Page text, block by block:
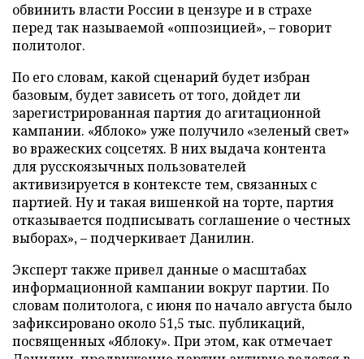
обвинить власти России в цензуре и в страхе
перед так называемой «оппозицией», – говорит
политолог.
По его словам, какой сценарий будет избран
базовым, будет зависеть от того, дойдет ли
зарегистрированная партия до агитационной
кампании. «Яблоко» уже получило «зеленый свет»
во вражеских соцсетях. В них выдача контента
для русскоязычных пользователей
активизируется в контексте тем, связанных с
партией. Ну и такая вишенкой на торте, партия
отказывается подписывать соглашение о честных
выборах», – подчеркивает Данилин.
Эксперт также привел данные о масштабах
информационной кампании вокруг партии. По
словам политолога, с июня по начало августа было
зафиксировано около 51,5 тыс. публикаций,
посвященных «Яблоку». При этом, как отмечает